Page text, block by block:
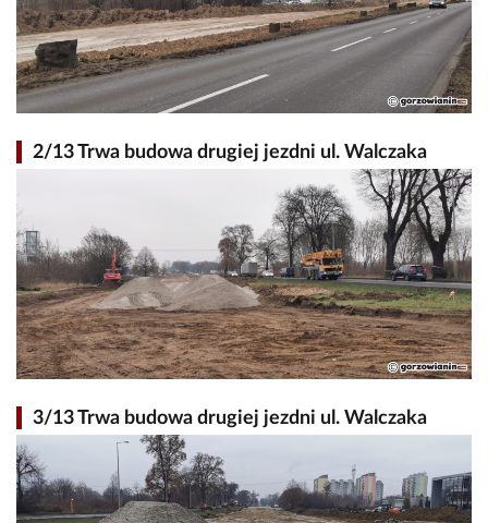
2/13 Trwa budowa drugiej jezdni ul. Walczaka
3/13 Trwa budowa drugiej jezdni ul. Walczaka